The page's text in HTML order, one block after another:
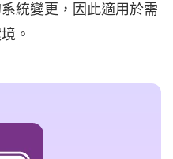
統變更，因此適用於需
。